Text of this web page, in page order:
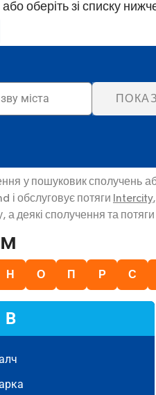
оберіть зі списку
у пошуковик сполучень
обслуговує потяги Intercity,
сполучення та
Н О П Р С
В